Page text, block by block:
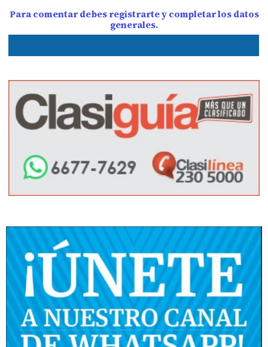
Para comentar debes registrarte y completar los datos
generales.